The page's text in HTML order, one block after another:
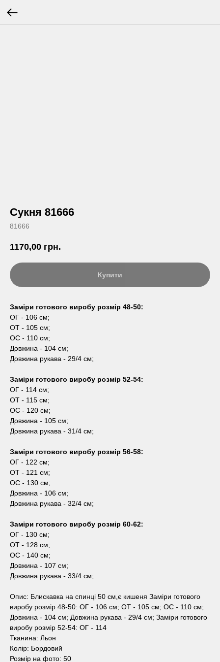
Сукня 81666
81666
1170,00 грн.
Купити
Заміри готового виробу розмір 48-50:
ОГ - 106 см;
ОТ - 105 см;
ОС - 110 см;
Довжина - 104 см;
Довжина рукава - 29/4 см;
Заміри готового виробу розмір 52-54:
ОГ - 114 см;
ОТ - 115 см;
ОС - 120 см;
Довжина - 105 см;
Довжина рукава - 31/4 см;
Заміри готового виробу розмір 56-58:
ОГ - 122 см;
ОТ - 121 см;
ОС - 130 см;
Довжина - 106 см;
Довжина рукава - 32/4 см;
Заміри готового виробу розмір 60-62:
ОГ - 130 см;
ОТ - 128 см;
ОС - 140 см;
Довжина - 107 см;
Довжина рукава - 33/4 см;
Опис: Блискавка на спинці 50 см,є кишеня Заміри готового
виробу розмір 48-50: ОГ - 106 см; ОТ - 105 см; ОС - 110 см;
Довжина - 104 см; Довжина рукава - 29/4 см; Заміри готового
виробу розмір 52-54: ОГ - 114
Тканина: Льон
Колір: Бордовий
Розмір на фото: 50